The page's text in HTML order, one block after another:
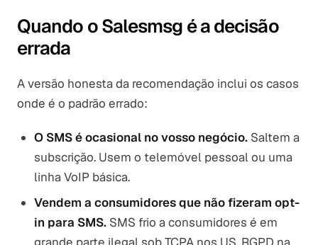
Quando o Salesmsg é a decisão
errada
A versão honesta da recomendação inclui os casos
onde é o padrão errado:
O SMS é ocasional no vosso negócio. Saltem a
subscrição. Usem o telemóvel pessoal ou uma
linha VoIP básica.
Vendem a consumidores que não fizeram opt-
in para SMS. SMS frio a consumidores é em